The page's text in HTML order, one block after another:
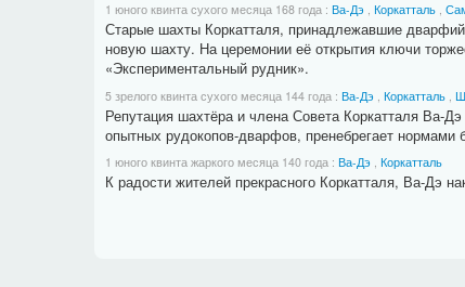
1 юного квинта сухого месяца 168 года : Ва-Дэ , Коркатталь,
Старые шахты Коркатталя, принадлежавшие
новую шахту. На церемонии её открытия ключи
«Экспериментальный рудник».
5 зрелого квинта сухого месяца 144 года : Ва-Дэ Коркатталь,
Репутация шахтёра и члена Совета Коркатталя Ва-
опытных рудокопов-дварфов, пренебрегает
1 юного квинта жаркого месяца 140 года : Ва-Дэ , Коркатталь
К радости жителей прекрасного Коркатталя, Ва-Дэ